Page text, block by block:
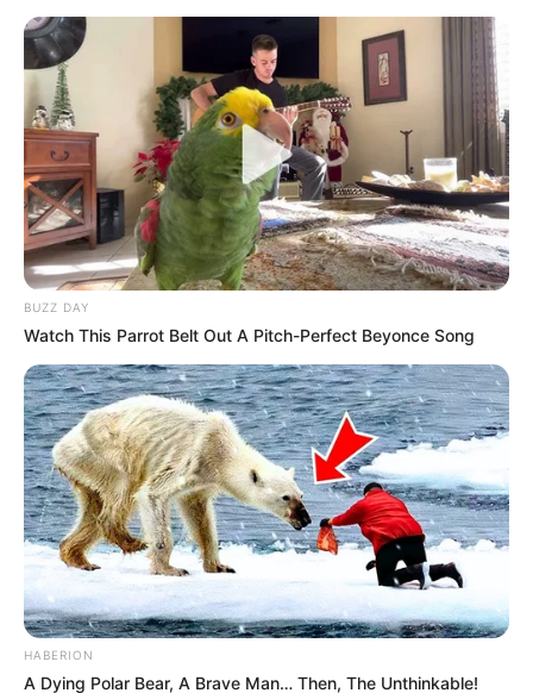
BUZZ DAY
Watch This Parrot Belt Out A Pitch-Perfect Beyonce Song
HABERION
A Dying Polar Bear, A Brave Man… Then, The Unthinkable!